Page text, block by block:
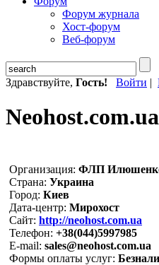
Форум журнала
Хост-форум
Веб-форум
Здравствуйте, Гость! Войти |
Neohost.com.ua
Организация: ФЛП
Страна: Украина
Город: Киев
Дата-центр: Мирохост
Сайт: http://neohost.com.ua
Телефон: +38(044)5997985
E-mail: sales@neohost.com.ua
Формы оплаты услуг: